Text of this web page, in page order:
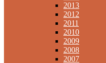
2013
2012
2011
2010
2009
2008
2007